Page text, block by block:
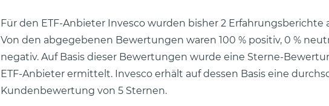
Für den ETF-Anbieter Invesco wurden bisher 2 Erfahrungsberichte
Von den abgegebenen Bewertungen waren 100 % positiv, 0 %
negativ. Auf Basis dieser Bewertungen wurde eine Sterne-
ETF-Anbieter ermittelt. Invesco erhält auf dessen Basis eine
Kundenbewertung von 5 Sternen.